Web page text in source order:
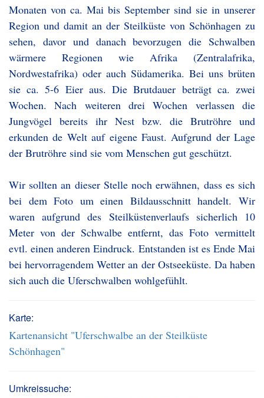
Monaten von ca. Mai bis September sind sie in unserer
Region und damit an der Steilküste von Schönhagen zu
sehen, davor und danach bevorzugen die Schwalben
wärmere Regionen wie Afrika (Zentralafrika,
Nordwestafrika) oder auch Südamerika. Bei uns brüten
sie ca. 5-6 Eier aus. Die Brutdauer beträgt ca. zwei
Wochen. Nach weiteren drei Wochen verlassen die
Jungvögel bereits ihr Nest bzw. die Brutröhre und
erkunden de Welt auf eigene Faust. Aufgrund der Lage
der Brutröhre sind sie vom Menschen gut geschützt.
Wir sollten an dieser Stelle noch erwähnen, dass es sich
bei dem Foto um einen Bildausschnitt handelt. Wir
waren aufgrund des Steilküstenverlaufs sicherlich 10
Meter von der Schwalbe entfernt, das Foto vermittelt
evtl. einen anderen Eindruck. Entstanden ist es Ende Mai
bei hervorragendem Wetter an der Ostseeküste. Da haben
sich auch die Uferschwalben wohlgefühlt.
Karte:
Kartenansicht "Uferschwalbe an der Steilküste
Schönhagen"
Umkreissuche: